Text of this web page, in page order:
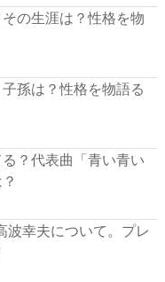
の生涯は？性格を物
孫は？性格を物語る
？代表曲「青い青い
波幸夫について。プレ